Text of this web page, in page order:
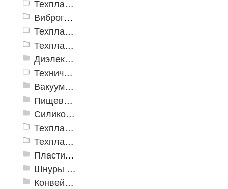
Техпластина Неопрен CR
Виброгасящие (вибродемпфирующие) эластомерные пластины
Техпластина EPDM
Техпластина для дорожной техники
Диэлектрические материалы
Техническая резина ТМКЩ с тканевой прокладкой
Вакуумная пластина ТУ 38.105.116-81
Пищевая резиновая пластина
Силиконовая пластина
Техпластина электроизоляционная
Техпластина УМ (трансформаторная)
Пластины пористые и губчатые
Шнуры резиновые
Конвейерная лента